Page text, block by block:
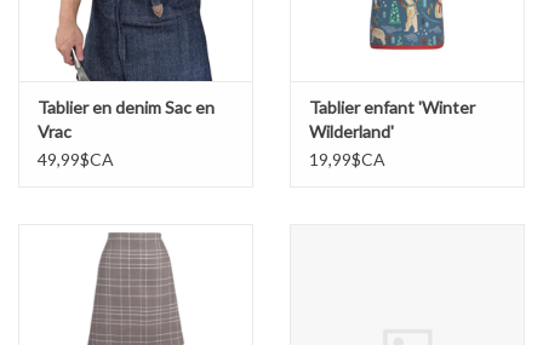
Marques
Récompenses
Tablier en denim Sac en
Vrac
49,99$CA
Tablier enfant 'Winter
Wilderland'
19,99$CA